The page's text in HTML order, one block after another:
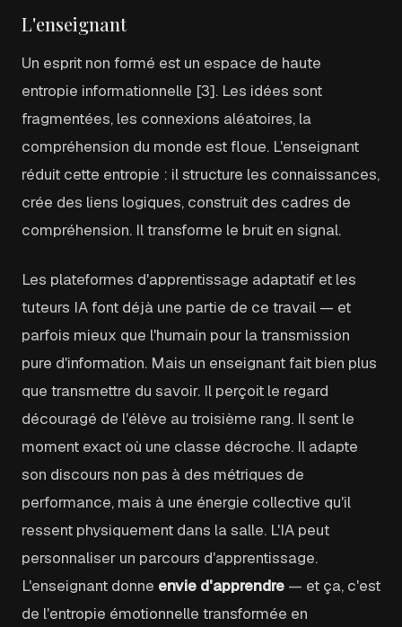
L'enseignant
Un esprit non formé est un espace de haute
entropie informationnelle [3]. Les idées sont
fragmentées, les connexions aléatoires, la
compréhension du monde est floue. L'enseignant
réduit cette entropie : il structure les connaissances,
crée des liens logiques, construit des cadres de
compréhension. Il transforme le bruit en signal.
Les plateformes d'apprentissage adaptatif et les
tuteurs IA font déjà une partie de ce travail — et
parfois mieux que l'humain pour la transmission
pure d'information. Mais un enseignant fait bien plus
que transmettre du savoir. Il perçoit le regard
découragé de l'élève au troisième rang. Il sent le
moment exact où une classe décroche. Il adapte
son discours non pas à des métriques de
performance, mais à une énergie collective qu'il
ressent physiquement dans la salle. L'IA peut
personnaliser un parcours d'apprentissage.
L'enseignant donne envie d'apprendre — et ça, c'est
de l'entropie émotionnelle transformée en